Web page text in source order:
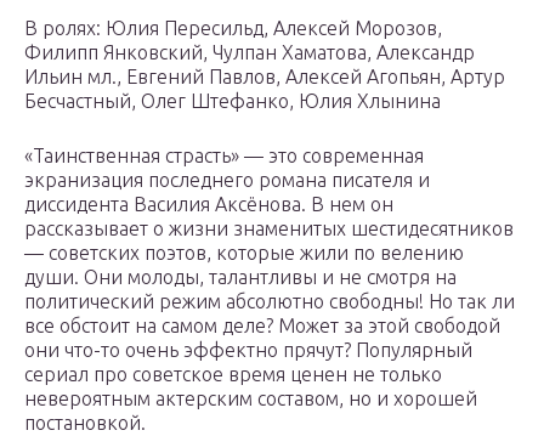
В ролях: Юлия Пересильд, Алексей Морозов,
Филипп Янковский, Чулпан Хаматова, Александр
Ильин мл., Евгений Павлов, Алексей Агопьян, Артур
Бесчастный, Олег Штефанко, Юлия Хлынина
«Таинственная страсть» — это современная
экранизация последнего романа писателя и
диссидента Василия Аксёнова. В нем он
рассказывает о жизни знаменитых шестидесятников
— советских поэтов, которые жили по велению
души. Они молоды, талантливы и не смотря на
политический режим абсолютно свободны! Но так ли
все обстоит на самом деле? Может за этой свободой
они что-то очень эффектно прячут? Популярный
сериал про советское время ценен не только
невероятным актерским составом, но и хорошей
постановкой.